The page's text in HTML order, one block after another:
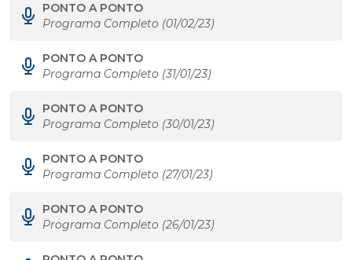
PONTO A PONTO
Programa Completo (01/02/23)
PONTO A PONTO
Programa Completo (31/01/23)
PONTO A PONTO
Programa Completo (30/01/23)
PONTO A PONTO
Programa Completo (27/01/23)
PONTO A PONTO
Programa Completo (26/01/23)